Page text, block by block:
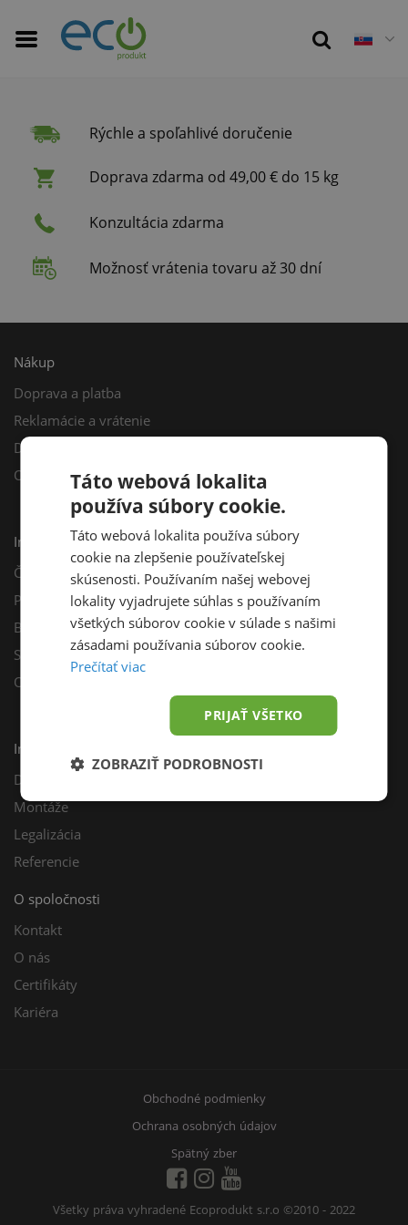
Rýchle a spoľahlivé doručenie
Doprava zdarma od 49,00 € do 15 kg
Konzultácia zdarma
Možnosť vrátenia tovaru až 30 dní
Nákup
Doprava a platba
Reklamácie a vrátenie
Darčekový poukaz
Odberné miesta
Informácie
Často kladené otázky
Poradňa
Blog
Sprievodca výberom fotovoltiky
Odporúčací program
Inštalácie
Dotácie
Montáže
Legalizácia
Referencie
O spoločnosti
Kontakt
O nás
Certifikáty
Kariéra
Obchodné podmienky
Ochrana osobných údajov
Spätný zber
Všetky práva vyhradené Ecoprodukt s.r.o ©2010 - 2022
Táto webová lokalita
používa súbory cookie.
Táto webová lokalita používa súbory
cookie na zlepšenie používateľskej
skúsenosti. Používaním našej webovej
lokality vyjadrujete súhlas s používaním
všetkých súborov cookie v súlade s našimi
zásadami používania súborov cookie.
Prečítať viac
PRIJAŤ VŠETKO
ZOBRAZIŤ PODROBNOSTI